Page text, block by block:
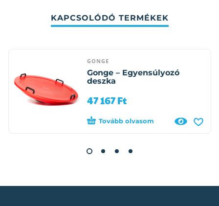
KAPCSOLÓDÓ TERMÉKEK
GONGE
Gonge – Egyensúlyozó
deszka
47 167Ft
Tovább olvasom